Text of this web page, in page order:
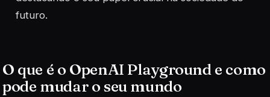
futuro.
O que é o OpenAI Playground e como
pode mudar o seu mundo